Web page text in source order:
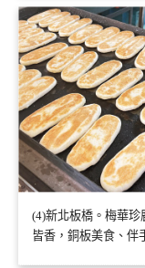
(4)新北板橋。梅華
皆香，銅板美食、伴